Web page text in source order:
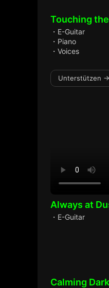
Touching
・E-Guitar
・Piano
・Voices
Unterstützen
Always at
・E-Guitar
Calming